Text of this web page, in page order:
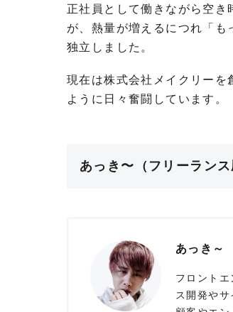
正社員として働きながら空
が、熱量が増えるにつれ「も
独立しました。
現在は株式会社メイクリーを
ように日々奮闘しています。
あっき〜（フリーランス
あっき～
フロント
ス開発や